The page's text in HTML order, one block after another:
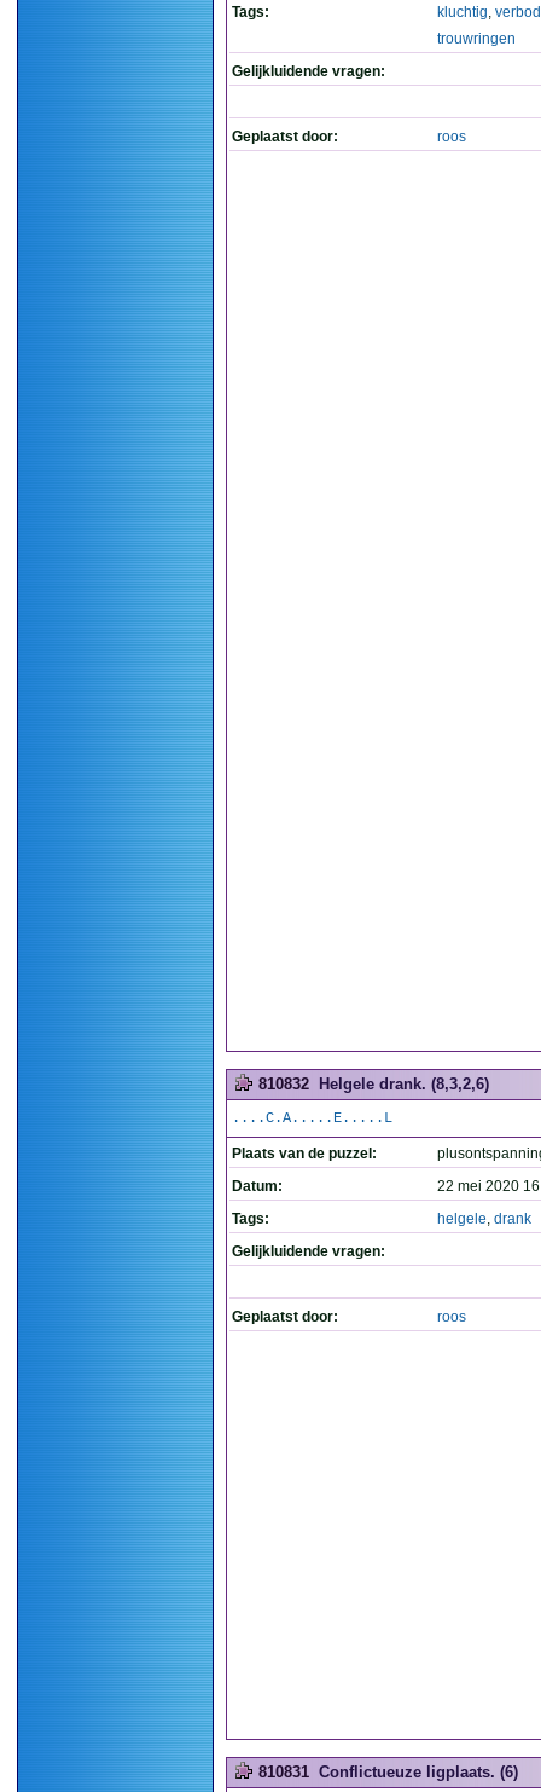
Tags:
kluchtig,
trouwringen
Gelijkluidende vragen:
Geplaatst door: roos
810832 Helgele drank. (8,3,2,6)
....C.A.....E.....L
Plaats van de puzzel:
Datum:
22 mei 2020
Tags:
helgele, drank
Gelijkluidende vragen:
Geplaatst door: roos
810831 Conflictueuze ligplaats. (6)